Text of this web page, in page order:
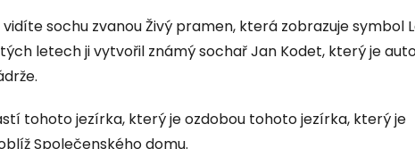
sochu zvanou Živý pramen, která zobrazuje symbol
letech ji vytvořil známý sochař Jan Kodet, který je
tohoto jezírka, který je ozdobou tohoto jezírka, který je
Společenského domu.